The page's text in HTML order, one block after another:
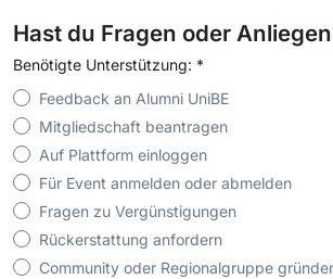
Hast du Fragen oder
Benötigte Unterstützung: *
Feedback an Alumni UniBE
Mitgliedschaft beantragen
Auf Plattform einloggen
Für Event anmelden oder abmelden
Fragen zu Vergünstigungen
Rückerstattung anfordern
Community oder Regionalgruppe